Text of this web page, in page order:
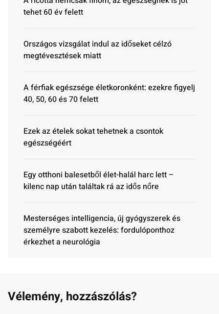
tehet 60 év felett
Országos vizsgálat indul az időseket célzó
megtévesztések miatt
A férfiak egészsége életkoronként: ezekre figyelj
40, 50, 60 és 70 felett
Ezek az ételek sokat tehetnek a csontok
egészségéért
Egy otthoni balesetből élet-halál harc lett –
kilenc nap után találtak rá az idős nőre
Mesterséges intelligencia, új gyógyszerek és
személyre szabott kezelés: fordulóponthoz
érkezhet a neurológia
Vélemény, hozzászólás?